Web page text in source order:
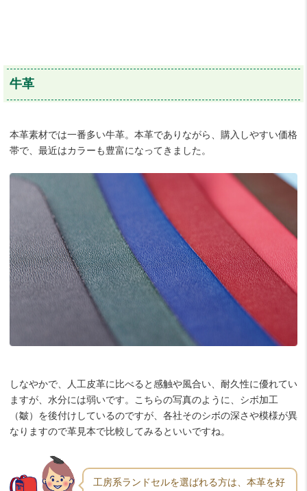
牛革
本革素材では一番多い牛革。本革でありながら、購入しやすい価格
帯で、最近はカラーも豊富になってきました。
しなやかで、人工皮革に比べると感触や風合い、耐久性に優れてい
ますが、水分には弱いです。こちらの写真のように、シボ加工
（皺）を後付けしているのですが、各社そのシボの深さや模様が異
なりますので革見本で比較してみるといいですね。
工房系ランドセルを選ばれる方は、本革を好